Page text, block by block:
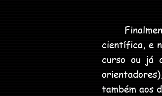
científica, e
curso ou já
também aos